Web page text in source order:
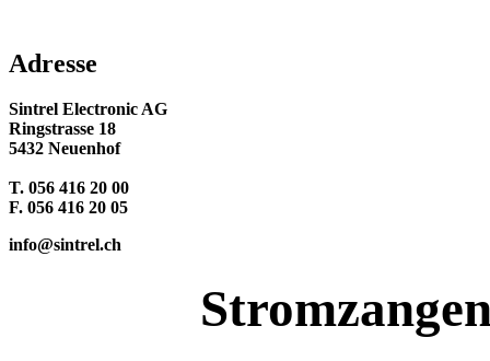
Adresse
Sintrel Electronic AG
Ringstrasse 18
5432 Neuenhof
T. 056 416 20 00
F. 056 416 20 05
info@sintrel.ch